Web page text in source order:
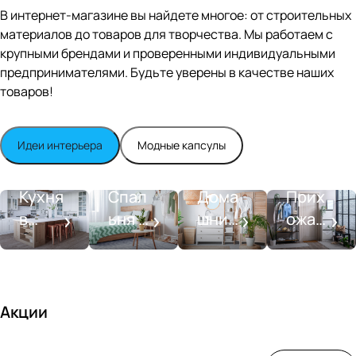
n
Whit
e
satin
В интернет-магазине вы найдете многое: от строительных
материалов до товаров для творчества. Мы работаем с
крупными брендами и проверенными индивидуальными
предпринимателями. Будьте уверены в качестве наших
товаров!
Идеи интерьера Модные капсулы
Кухня
в
стиле
Спал
ьня в
совре
Дома
шний
SPA-
Прих
ожая
со
Акции